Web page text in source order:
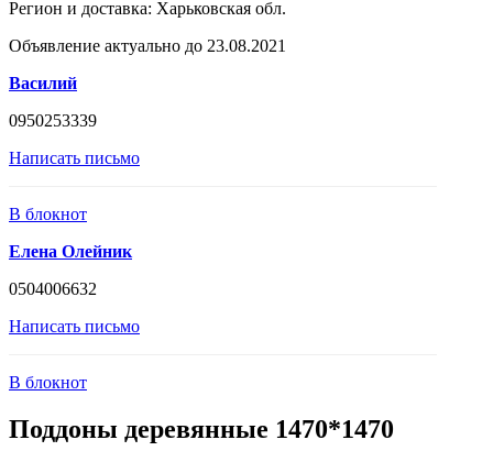
Регион и доставка: Харьковская обл.
Объявление актуально до 23.08.2021
Василий
0950253339
Написать письмо
В блокнот
Елена Олейник
0504006632
Написать письмо
В блокнот
Поддоны деревянные 1470*1470